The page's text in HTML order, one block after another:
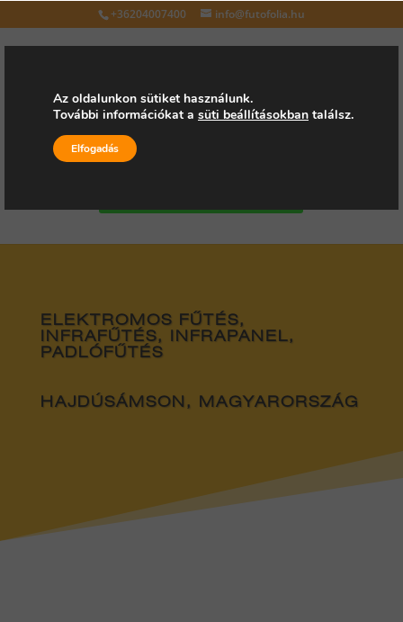
+36204007400 info@futofolia.hu
Válasszon oldalt
ELEKTROMOS FŰTÉS,
INFRAFŰTÉS, INFRAPANEL,
PADLÓFŰTÉS
HAJDÚSÁMSON, MAGYARORSZÁG
Az oldalunkon sütiket használunk.
További információkat a süti beállításokban találsz.
Elfogadás